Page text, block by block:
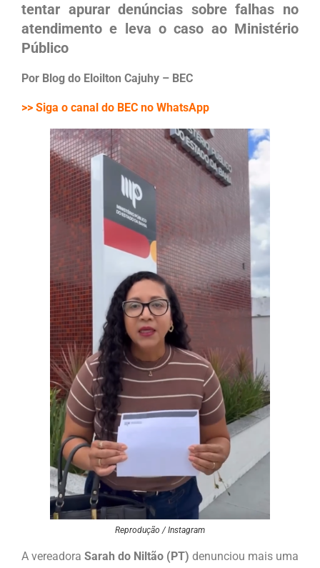
tentar apurar denúncias sobre falhas no
atendimento e leva o caso ao Ministério
Público
Por Blog do Eloilton Cajuhy – BEC
>> Siga o canal do BEC no WhatsApp
Reprodução / Instagram
A vereadora Sarah do Niltão (PT) denunciou mais uma